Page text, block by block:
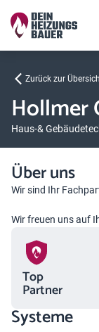
Zurück zur
Hollmer
Haus-&
Über uns
Wir sind Ihr
Wir freuen uns auf
Top
Partner
Systeme